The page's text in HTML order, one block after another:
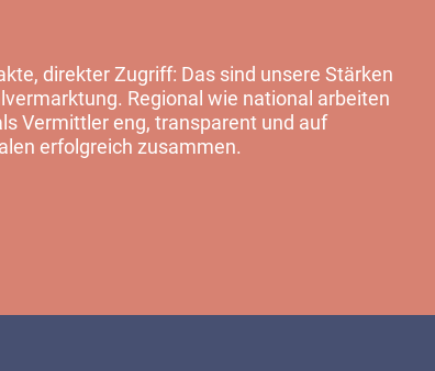
direkter Zugriff: Das sind unsere Stärken
Regional wie national arbeiten
Vermittler eng, transparent und auf
erfolgreich zusammen.